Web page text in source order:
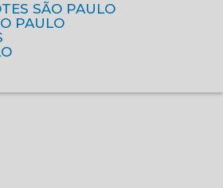
SÃO PAULO
PAULO